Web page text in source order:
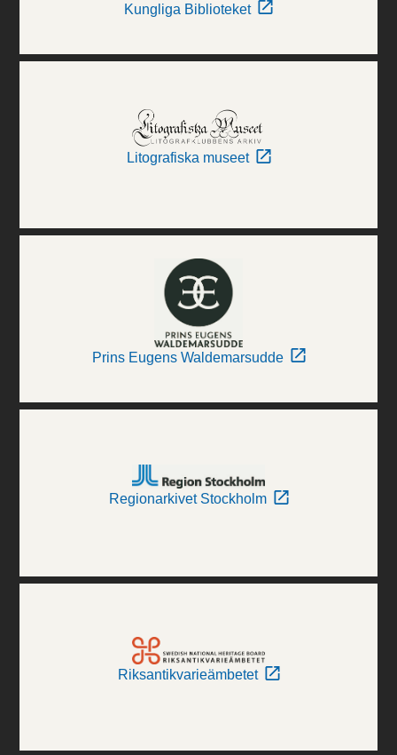
Kungliga Biblioteket
Litografiska museet
Prins Eugens Waldemarsudde
Regionarkivet Stockholm
Riksantikvarieämbetet